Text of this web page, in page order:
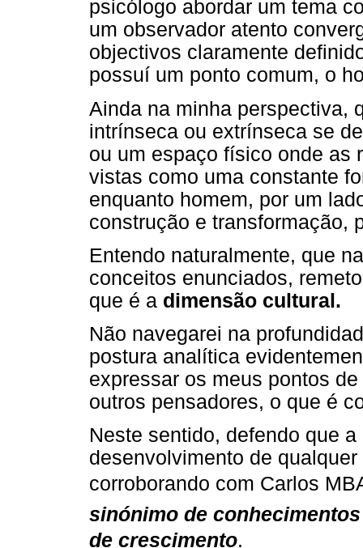
psicólogo abordar um tema
um observador atento
objectivos claramente
possuí um ponto comum, o
Ainda na minha perspectiva,
intrínseca ou extrínseca se
ou um espaço físico onde as
vistas como uma constante
enquanto homem, por um
construção e transformação,
Entendo naturalmente, que
conceitos enunciados,
que é a dimensão cultural.
Não navegarei na
postura analítica
expressar os meus pontos
outros pensadores, o que é
Neste sentido, defendo que
desenvolvimento de
corroborando com Carlos
sinónimo de
de crescimento.